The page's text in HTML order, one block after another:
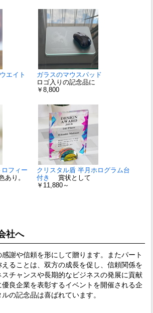
エイト
ガラスのマウスパッド
ロゴ入りの記念品に
￥8,800
フィー
あり。
クリスタル盾 半月ホログラム台
付き
賞状として
￥11,880～
社へ
謝や信頼を形にして贈ります。またパート
ることは、双方の成長を促し、信頼関係を
チャンスや長期的なビジネスの発展に貢献
優良企業を表彰するイベントを開催される企
の記念品は喜ばれています。